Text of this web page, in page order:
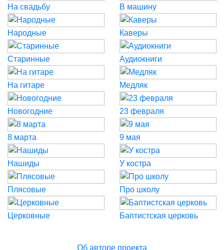
На свадьбу В машину
Народные Каверы
Старинные Аудиокниги
На гитаре Медляк
Новогодние 23 февраля
8 марта 9 мая
Нашиды У костра
Плясовые Про школу
Церковные Баптистская церковь
Об авторе проекта